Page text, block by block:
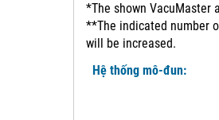
*The shown VacuMaster
**The indicated number
will be increased.
Hệ thống mô-đun: